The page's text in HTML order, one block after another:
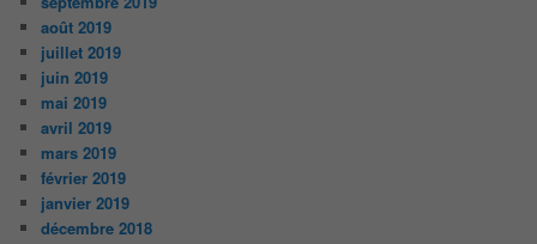
août 2019
juillet 2019
juin 2019
mai 2019
avril 2019
mars 2019
février 2019
janvier 2019
décembre 2018